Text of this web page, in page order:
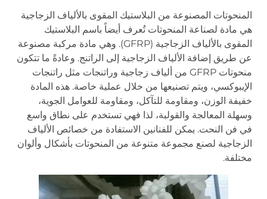
المنحوتات المصنوعة من البلاستيك المقوى بالألياف الزجاجية
هي مادة لصناعة المنحوتات تُعرف أيضاً باسم البلاستيك
المقوى بالألياف الزجاجية (GFRP). وهي مادة مركبة مصنوعة
عن طريق إضافة الألياف الزجاجية إلى الراتنج. وعادةً ما تتكون
منحوتات GFRP من ألياف زجاجية وراتنجات مثل راتنجات
الإيبوكسي، ويتم تصنيعها من خلال عملية خاصة. هذه المادة
خفيفة الوزن، ومقاومة للتآكل، ومقاومة للعوامل الجوية،
وسهلة المعالجة والقولبة، لذا فهي تستخدم على نطاق واسع
في فن النحت. يمكن للفنانين الاستفادة من خصائص الألياف
الزجاجية لصنع مجموعة متنوعة من المنحوتات بأشكال وألوان
مختلفة.